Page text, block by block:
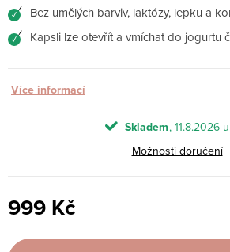
✓ Bez umělých barviv, laktózy, lepku a
✓ Kapsli lze otevřít a vmíchat do jogurtu
Více informací
Skladem 11.8.2026
Možnosti doručení
999 Kč
cena: